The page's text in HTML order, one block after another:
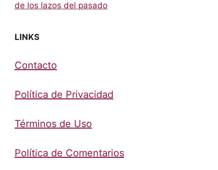
de los lazos del pasado
LINKS
Contacto
Política de Privacidad
Términos de Uso
Política de Comentarios